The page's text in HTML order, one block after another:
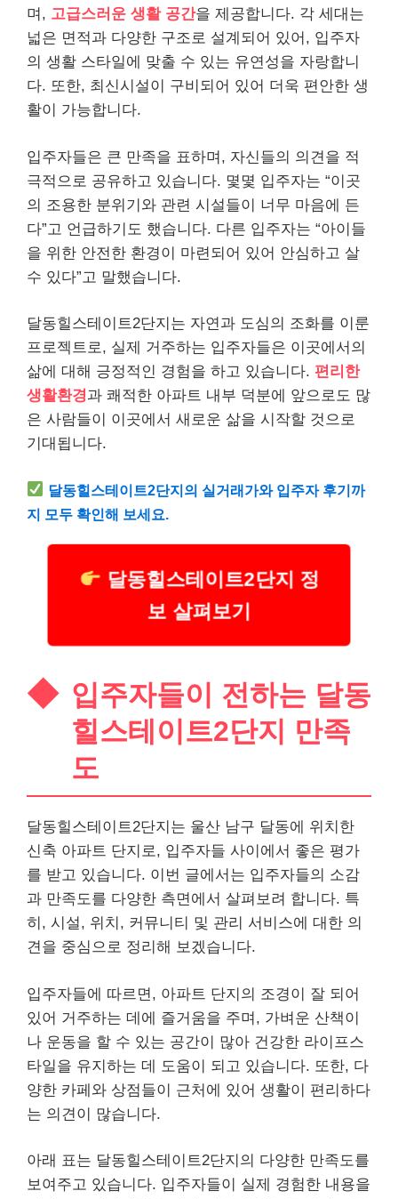
며, 고급스러운 생활 공간을 제공합니다. 각 세대는
넓은 면적과 다양한 구조로 설계되어 있어, 입주자
의 생활 스타일에 맞출 수 있는 유연성을 자랑합니
다. 또한, 최신시설이 구비되어 있어 더욱 편안한 생
활이 가능합니다.
입주자들은 큰 만족을 표하며, 자신들의 의견을 적
극적으로 공유하고 있습니다. 몇몇 입주자는 “이곳
의 조용한 분위기와 관련 시설들이 너무 마음에 든
다”고 언급하기도 했습니다. 다른 입주자는 “아이들
을 위한 안전한 환경이 마련되어 있어 안심하고 살
수 있다”고 말했습니다.
달동힐스테이트2단지는 자연과 도심의 조화를 이룬
프로젝트로, 실제 거주하는 입주자들은 이곳에서의
삶에 대해 긍정적인 경험을 하고 있습니다. 편리한
생활환경과 쾌적한 아파트 내부 덕분에 앞으로도 많
은 사람들이 이곳에서 새로운 삶을 시작할 것으로
기대됩니다.
달동힐스테이트2단지의 실거래가와 입주자 후기까
지 모두 확인해 보세요.
달동힐스테이트2단지 정
보 살펴보기
입주자들이 전하는 달동
힐스테이트2단지 만족
도
달동힐스테이트2단지는 울산 남구 달동에 위치한
신축 아파트 단지로, 입주자들 사이에서 좋은 평가
를 받고 있습니다. 이번 글에서는 입주자들의 소감
과 만족도를 다양한 측면에서 살펴보려 합니다. 특
히, 시설, 위치, 커뮤니티 및 관리 서비스에 대한 의
견을 중심으로 정리해 보겠습니다.
입주자들에 따르면, 아파트 단지의 조경이 잘 되어
있어 거주하는 데에 즐거움을 주며, 가벼운 산책이
나 운동을 할 수 있는 공간이 많아 건강한 라이프스
타일을 유지하는 데 도움이 되고 있습니다. 또한, 다
양한 카페와 상점들이 근처에 있어 생활이 편리하다
는 의견이 많습니다.
아래 표는 달동힐스테이트2단지의 다양한 만족도를
보여주고 있습니다. 입주자들이 실제 경험한 내용을